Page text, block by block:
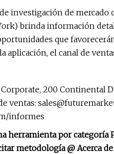
investigación de mercado
brinda información
que
aplicación, el canal de
200 Continental
ventas:
informes
herramienta por
metodología @ Acerca